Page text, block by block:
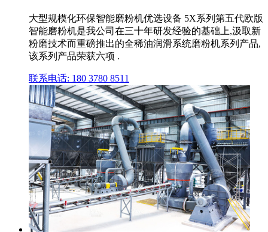
大型规模化环保智能磨粉机优选设备 5X系列第五代欧版
智能磨粉机是我公司在三十年研发经验的基础上,汲取新
粉磨技术而重磅推出的全稀油润滑系统磨粉机系列产品,
该系列产品荣获六项 .
联系电话: 180 3780 8511